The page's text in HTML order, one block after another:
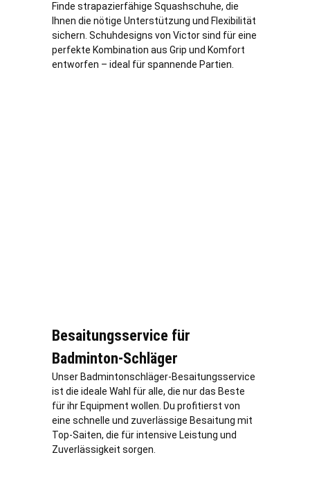
Finde strapazierfähige Squashschuhe, die
Ihnen die nötige Unterstützung und Flexibilität
sichern. Schuhdesigns von Victor sind für eine
perfekte Kombination aus Grip und Komfort
entworfen – ideal für spannende Partien.
Besaitungsservice für
Badminton-Schläger
Unser Badmintonschläger-Besaitungsservice
ist die ideale Wahl für alle, die nur das Beste
für ihr Equipment wollen. Du profitierst von
eine schnelle und zuverlässige Besaitung mit
Top-Saiten, die für intensive Leistung und
Zuverlässigkeit sorgen.